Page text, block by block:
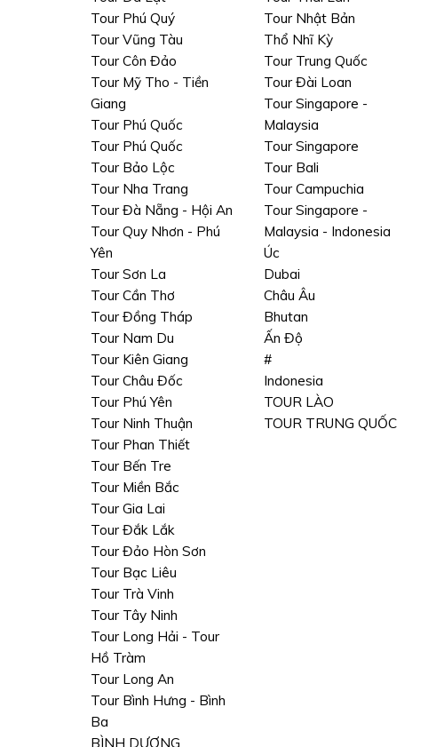
Tour Phú Quý
Tour Vũng Tàu
Tour Côn Đảo
Tour Mỹ Tho - Tiền
Giang
Tour Phú Quốc
Tour Phú Quốc
Tour Bảo Lộc
Tour Nha Trang
Tour Đà Nẵng - Hội An
Tour Quy Nhơn - Phú
Yên
Tour Sơn La
Tour Cần Thơ
Tour Đồng Tháp
Tour Nam Du
Tour Kiên Giang
Tour Châu Đốc
Tour Phú Yên
Tour Ninh Thuận
Tour Phan Thiết
Tour Bến Tre
Tour Miền Bắc
Tour Gia Lai
Tour Đắk Lắk
Tour Đảo Hòn Sơn
Tour Bạc Liêu
Tour Trà Vinh
Tour Tây Ninh
Tour Long Hải - Tour
Hồ Tràm
Tour Long An
Tour Bình Hưng - Bình
Ba
BÌNH DƯƠNG
Tour Nhật Bản
Thổ Nhĩ Kỳ
Tour Trung Quốc
Tour Đài Loan
Tour Singapore -
Malaysia
Tour Singapore
Tour Bali
Tour Campuchia
Tour Singapore -
Malaysia - Indonesia
Úc
Dubai
Châu Âu
Bhutan
Ấn Độ
#
Indonesia
TOUR LÀO
TOUR TRUNG QUỐC